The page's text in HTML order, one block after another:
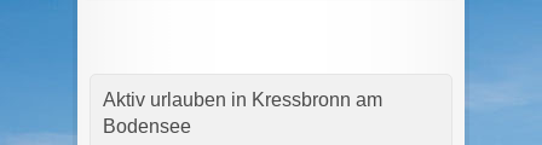
Aktiv urlauben in Kressbronn am
Bodensee